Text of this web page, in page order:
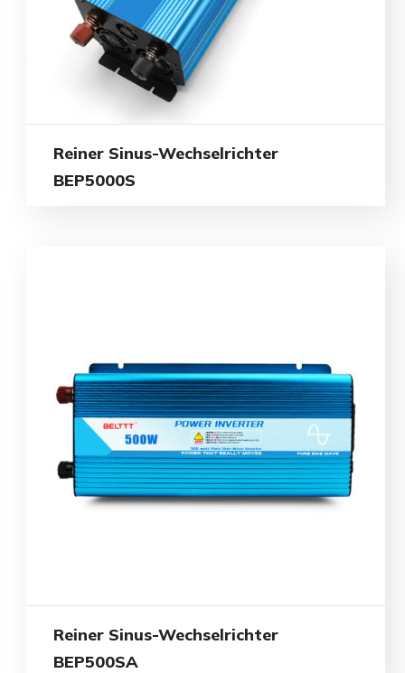
Reiner Sinus-Wechselrichter
BEP5000S
Reiner Sinus-Wechselrichter
BEP500SA